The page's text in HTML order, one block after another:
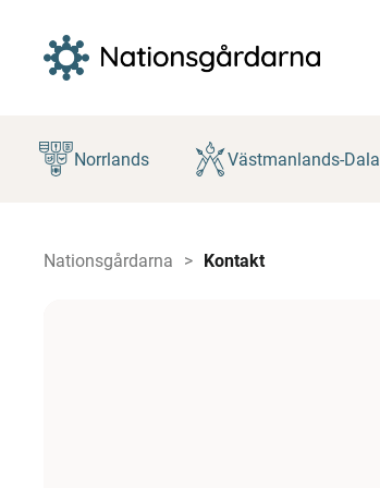
innehåll
Norrlands Västmanlands-Dala
Nationsgårdarna Kontakt